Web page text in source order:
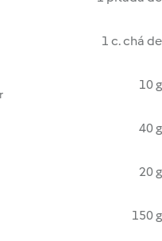
1 c. chá de
10 g
40 g
20 g
150 g